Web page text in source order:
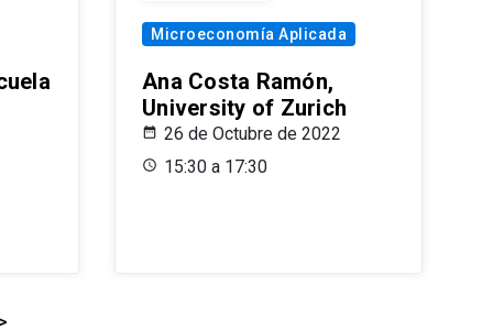
Microeconomía Aplicada
Ana Costa Ramón,
University of Zurich
26 de Octubre de 2022
15:30 a 17:30